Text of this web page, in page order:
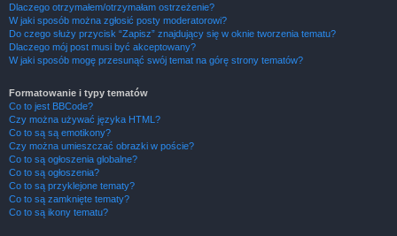
Dlaczego otrzymałem/otrzymałam ostrzeżenie?
W jaki sposób można zgłosić posty moderatorowi?
Do czego służy przycisk “Zapisz” znajdujący się w oknie tworzenia tematu?
Dlaczego mój post musi być akceptowany?
W jaki sposób mogę przesunąć swój temat na górę strony tematów?
Formatowanie i typy tematów
Co to jest BBCode?
Czy można używać języka HTML?
Co to są są emotikony?
Czy można umieszczać obrazki w poście?
Co to są ogłoszenia globalne?
Co to są ogłoszenia?
Co to są przyklejone tematy?
Co to są zamknięte tematy?
Co to są ikony tematu?